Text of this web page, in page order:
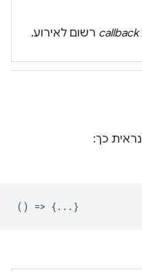
callback רשום לאירוע.
נראית כך:
() => {...}